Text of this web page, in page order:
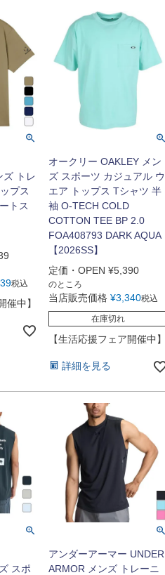
ズ トレ
プス
トス
税込
催中】
オークリー OAKLEY メン
ズ スポーツ カジュアル ウ
エア トップス Tシャツ 半
袖 O-TECH COLD
COTTON TEE BP 2.0
FOA408793 DARK AQUA
【2026SS】
定価・OPEN ¥5,390
のところ
当店販売価格 ¥3,340税込
在庫切れ
【生活応援フェア開催中】
詳細を見る
スポ
アンダーアーマー UNDER
ARMOR メンズ トレーニ